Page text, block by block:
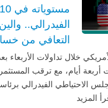
الفيدرالي..
التعافي من
خلال تداولات
أربعة أيام، مع ترقب
الاحتياطي الفيدرالي
المزيد